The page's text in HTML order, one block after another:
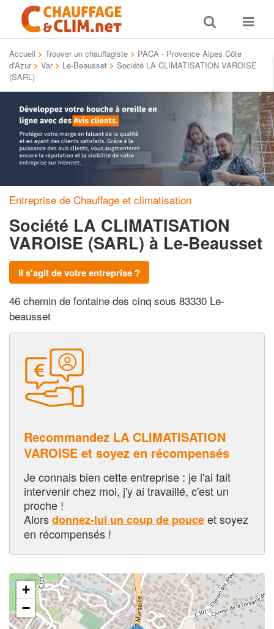
Toggle
search
Toggle
Accueil > Trouver un chauffagiste > PACA - Provence Alpes Côte
d'Azur > Var > Le-Beausset > Société LA CLIMATISATION VAROISE
(SARL)
Entreprise de Chauffage et climatisation
Société LA CLIMATISATION
VAROISE (SARL) à Le-Beausset
Il s'agit de votre entreprise ?
46 chemin de fontaine des cinq sous 83330 Le-
beausset
Recommandez LA CLIMATISATION
VAROISE et soyez en récompensés
Je connais bien cette entreprise : je l'ai fait
intervenir chez moi, j'y ai travaillé, c'est un
proche !
Alorsdonnez-lui un coup de pouceet soyez
en récompensés !
+
−